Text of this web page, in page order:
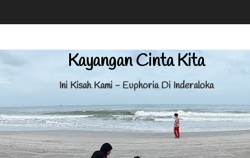
Kayangan Cinta Kita
Ini Kisah Kami - Euphoria Di Inderaloka